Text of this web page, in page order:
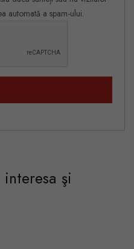
automată a spam-ului.
şi